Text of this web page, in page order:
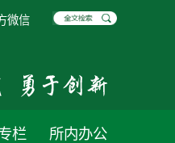
微信
栏 所内办公